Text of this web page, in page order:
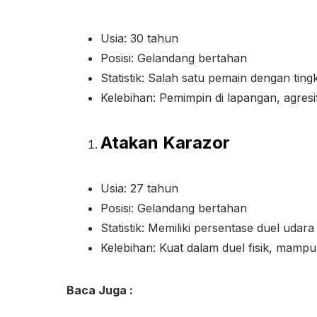
Usia: 30 tahun
Posisi: Gelandang bertahan
Statistik: Salah satu pemain dengan
Kelebihan: Pemimpin di lapangan,
Atakan Karazor
Usia: 27 tahun
Posisi: Gelandang bertahan
Statistik: Memiliki persentase duel
Kelebihan: Kuat dalam duel fisik,
Baca Juga :